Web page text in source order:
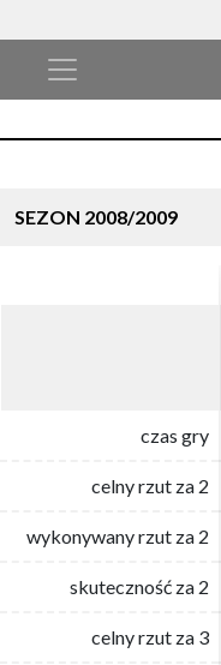
SEZON 2008/2009
czas gry
celny rzut za 2
wykonywany rzut za 2
skuteczność za 2
celny rzut za 3
czas gry
celny rzut za 2
wykonywany rzut za 2
skuteczność za 2
celny rzut za 3